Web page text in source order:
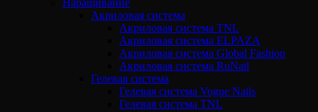
Наращивание
Акриловая система
Акриловая система TNL
Акриловая система ELPAZA
Акриловая система Global Fashion
Акриловая система RuNail
Гелевая система
Гелевая система Vogue Nails
Гелевая система TNL